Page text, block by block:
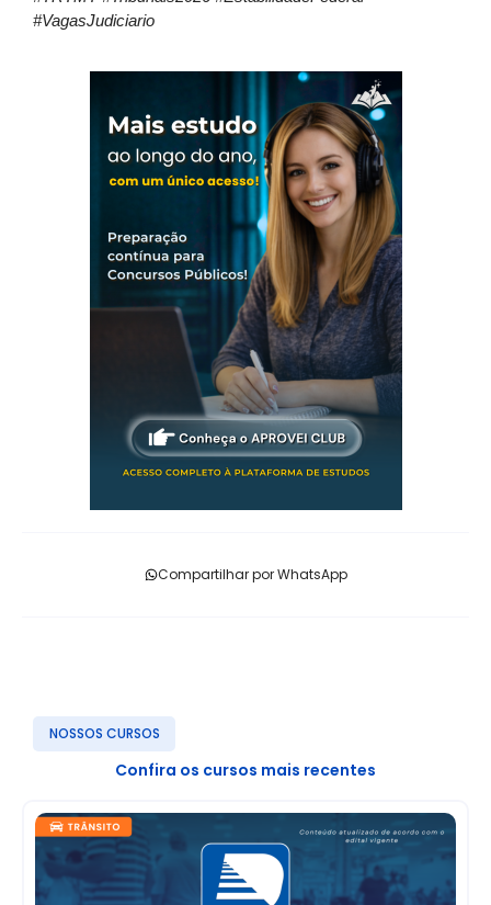
#VagasJudiciario
Compartilhar por WhatsApp
NOSSOS CURSOS
Confira os cursos mais recentes